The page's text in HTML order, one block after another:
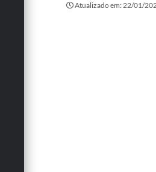
Atualizado em: 22/01/